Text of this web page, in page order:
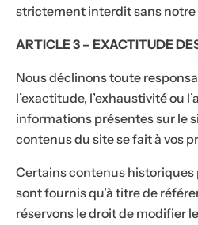
strictement interdit sans notre
ARTICLE 3 – EXACTITUDE
Nous déclinons toute
l’exactitude, l’exhaustivité ou
informations présentes sur le
contenus du site se fait à vos
Certains contenus
sont fournis qu’à titre de
réservons le droit de modifier